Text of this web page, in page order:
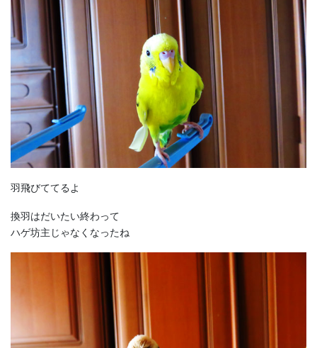
羽飛びててるよ
換羽はだいたい終わって
ハゲ坊主じゃなくなったね